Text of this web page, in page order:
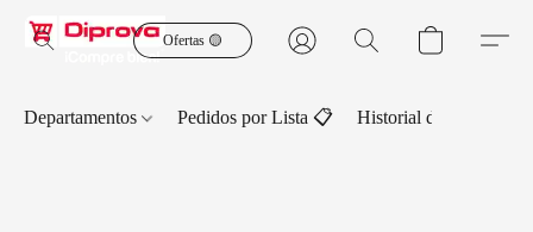
Ofertas 🟡
Departamentos Pedidos por Lista 📋 Historial de Pedidos